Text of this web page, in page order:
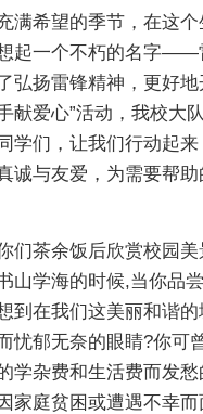
满希望的季节，在这
起一个不朽的名字——
弘扬雷锋精神，更好地
献爱心”活动，我校大
学们，让我们行动起
诚与友爱，为需要帮
们茶余饭后欣赏校园
山学海的时候,当你品
到在我们这美丽和谐
忧郁无奈的眼睛?你可
学杂费和生活费而发愁
家庭贫困或遭遇不幸而